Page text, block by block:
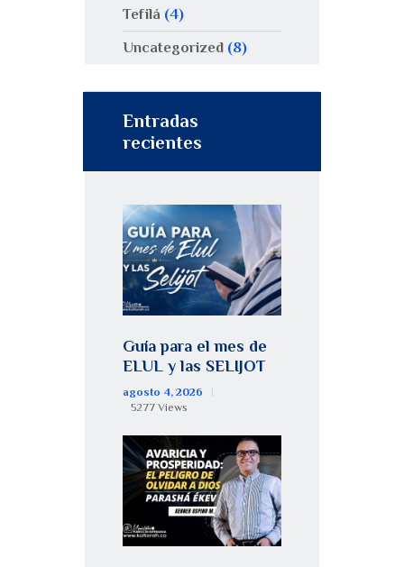
Tefilá (4)
Uncategorized (8)
Entradas
recientes
Guía para el mes de
ELUL y las SELIJOT
agosto 4, 2026
5277 Views